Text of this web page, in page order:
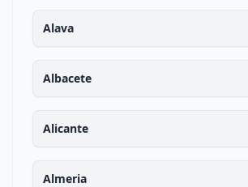
Alava
Albacete
Alicante
Almeria